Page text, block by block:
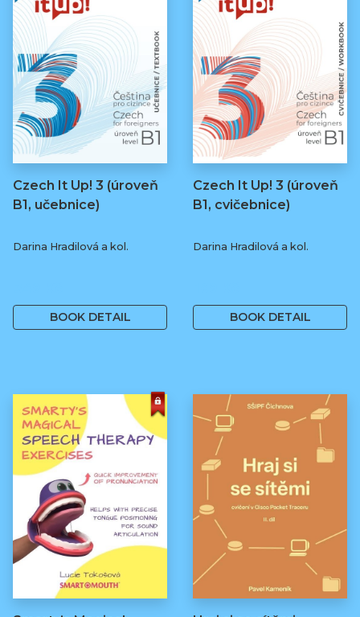
Czech It Up! 3 (úroveň
B1, učebnice)
Darina Hradilová a kol.
BOOK DETAIL
Czech It Up! 3 (úroveň
B1, cvičebnice)
Darina Hradilová a kol.
BOOK DETAIL